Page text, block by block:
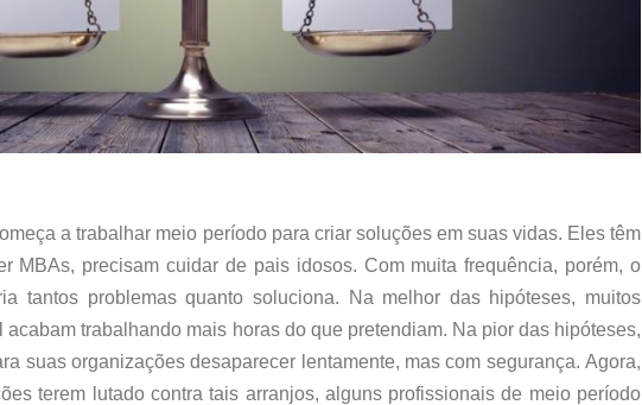
a trabalhar meio período para criar soluções em suas vidas. Eles têm
MBAs, precisam cuidar de pais idosos. Com muita frequência, porém, o
tantos problemas quanto soluciona. Na melhor das hipóteses, muitos
trabalhando mais horas do que pretendiam. Na pior das hipóteses,
suas organizações desaparecer lentamente, mas com segurança. Agora,
terem lutado contra tais arranjos, alguns profissionais de meio período